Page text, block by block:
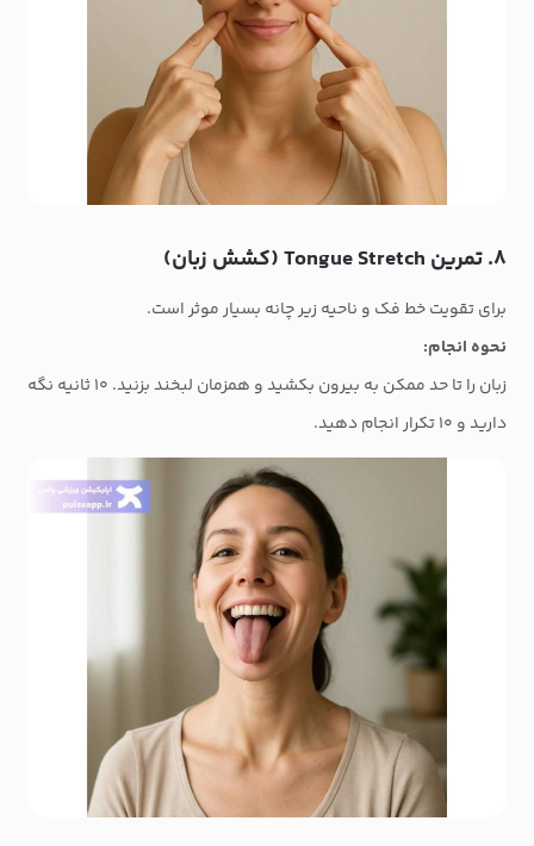
۸. تمرین Tongue Stretch (کشش زبان)
برای تقویت خط فک و ناحیه زیر چانه بسیار موثر است.
نحوه انجام:
زبان را تا حد ممکن به بیرون بکشید و همزمان لبخند بزنید. ۱۰ ثانیه نگه
دارید و ۱۰ تکرار انجام دهید.